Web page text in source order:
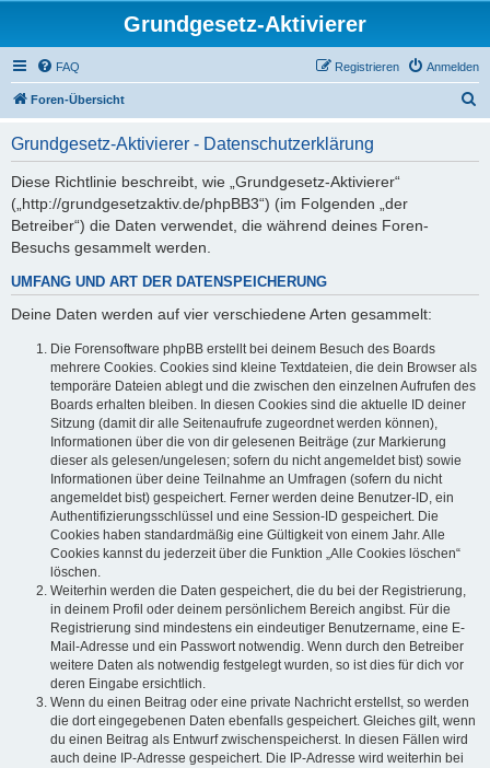
Grundgesetz-Aktivierer
FAQ Anmelden
Registrieren
Foren-Übersicht
Grundgesetz-Aktivierer - Datenschutzerklärung
Diese Richtlinie beschreibt, wie „Grundgesetz-Aktivierer“
(„http://grundgesetzaktiv.de/phpBB3“) (im Folgenden „der
Betreiber“) die Daten verwendet, die während deines Foren-
Besuchs gesammelt werden.
UMFANG UND ART DER DATENSPEICHERUNG
Deine Daten werden auf vier verschiedene Arten gesammelt:
Die Forensoftware phpBB erstellt bei deinem Besuch des Boards
mehrere Cookies. Cookies sind kleine Textdateien, die dein Browser als
temporäre Dateien ablegt und die zwischen den einzelnen Aufrufen des
Boards erhalten bleiben. In diesen Cookies sind die aktuelle ID deiner
Sitzung (damit dir alle Seitenaufrufe zugeordnet werden können),
Informationen über die von dir gelesenen Beiträge (zur Markierung
dieser als gelesen/ungelesen; sofern du nicht angemeldet bist) sowie
Informationen über deine Teilnahme an Umfragen (sofern du nicht
angemeldet bist) gespeichert. Ferner werden deine Benutzer-ID, ein
Authentifizierungsschlüssel und eine Session-ID gespeichert. Die
Cookies haben standardmäßig eine Gültigkeit von einem Jahr. Alle
Cookies kannst du jederzeit über die Funktion „Alle Cookies löschen“
löschen.
Weiterhin werden die Daten gespeichert, die du bei der Registrierung,
in deinem Profil oder deinem persönlichem Bereich angibst. Für die
Registrierung sind mindestens ein eindeutiger Benutzername, eine E-
Mail-Adresse und ein Passwort notwendig. Wenn durch den Betreiber
weitere Daten als notwendig festgelegt wurden, so ist dies für dich vor
deren Eingabe ersichtlich.
Wenn du einen Beitrag oder eine private Nachricht erstellst, so werden
die dort eingegebenen Daten ebenfalls gespeichert. Gleiches gilt, wenn
du einen Beitrag als Entwurf zwischenspeicherst. In diesen Fällen wird
auch deine IP-Adresse gespeichert. Die IP-Adresse wird weiterhin bei